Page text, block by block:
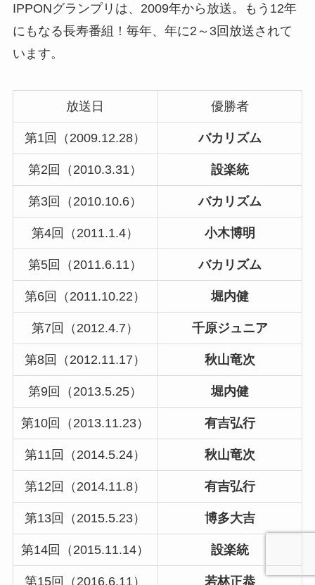
IPPONグランプリは、2009年から放送。もう12年
にもなる長寿番組！毎年、年に2～3回放送されて
います。
放送日 優勝者
第1回（2009.12.28） バカリズム
第2回（2010.3.31） 設楽統
第3回（2010.10.6） バカリズム
第4回（2011.1.4） 小木博明
第5回（2011.6.11） バカリズム
第6回（2011.10.22） 堀内健
第7回（2012.4.7） 千原ジュニア
第8回（2012.11.17） 秋山竜次
第9回（2013.5.25） 堀内健
第10回（2013.11.23） 有吉弘行
第11回（2014.5.24） 秋山竜次
第12回（2014.11.8） 有吉弘行
第13回（2015.5.23） 博多大吉
第14回（2015.11.14） 設楽統
第15回（2016.6.11） 若林正恭